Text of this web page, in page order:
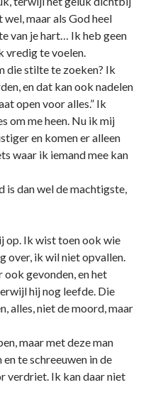
maar als God heel
van je hart… Ik heb geen
vredig te voelen.
die stilte te zoeken? Ik
en dat kan ook nadelen
open voor alles.” Ik
om me heen. Nu ik mij
en komen er alleen
waar ik iemand mee kan
is dan wel de machtigste,
op. Ik wist toen ook wie
over, ik wil niet opvallen.
ook gevonden, en het
hij nog leefde. Die
alles, niet de moord, maar
maar met deze man
te schreeuwen in de
verdriet. Ik kan daar niet